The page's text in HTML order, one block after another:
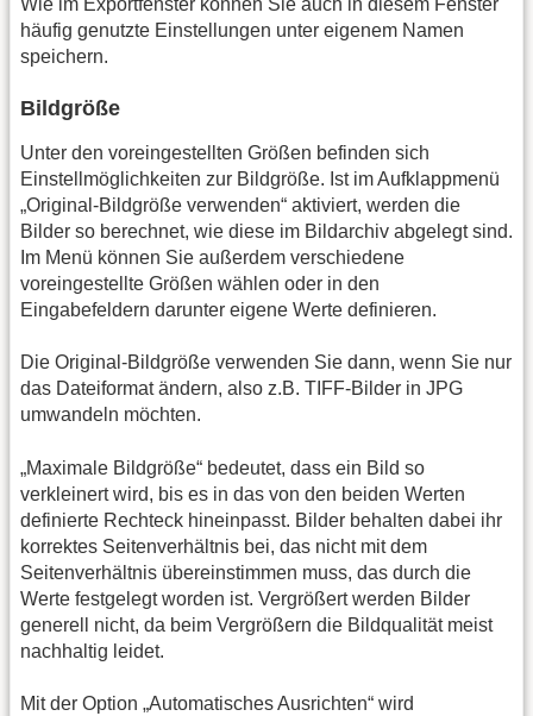
häufig genutzte Einstellungen unter eigenem Namen
speichern.
Bildgröße
Unter den voreingestellten Größen befinden sich
Einstellmöglichkeiten zur Bildgröße. Ist im Aufklappmenü
„Original-Bildgröße verwenden“ aktiviert, werden die
Bilder so berechnet, wie diese im Bildarchiv abgelegt sind.
Im Menü können Sie außerdem verschiedene
voreingestellte Größen wählen oder in den
Eingabefeldern darunter eigene Werte definieren.
Die Original-Bildgröße verwenden Sie dann, wenn Sie nur
das Dateiformat ändern, also z.B. TIFF-Bilder in JPG
umwandeln möchten.
„Maximale Bildgröße“ bedeutet, dass ein Bild so
verkleinert wird, bis es in das von den beiden Werten
definierte Rechteck hineinpasst. Bilder behalten dabei ihr
korrektes Seitenverhältnis bei, das nicht mit dem
Seitenverhältnis übereinstimmen muss, das durch die
Werte festgelegt worden ist. Vergrößert werden Bilder
generell nicht, da beim Vergrößern die Bildqualität meist
nachhaltig leidet.
Mit der Option „Automatisches Ausrichten“ wird